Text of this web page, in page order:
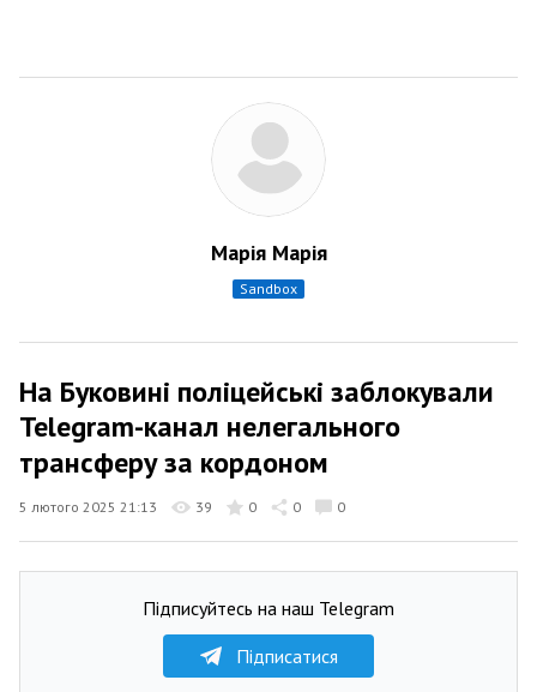
Марія Марія
sandbox
На Буковині поліцейські заблокували
Telegram-канал нелегального
трансферу за кордоном
5 лютого 2025 21:13 39 0 0 0
Підписуйтесь на наш Telegram
Підписатися